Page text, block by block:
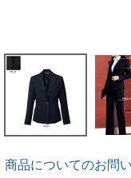
商品についてのお問